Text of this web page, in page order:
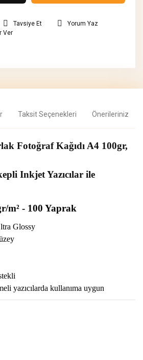
Tavsiye Et
Yorum Yaz
Ver
Taksit Seçenekleri Önerileriniz
Fotoğraf Kağıdı A4 100gr,
Inkjet Yazıcılar ile
m² - 100 Yaprak
Glossy
yazıcılarda kullanıma uygun